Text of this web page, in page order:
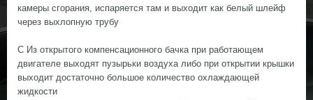
камеры сгорания, испаряется там и выходит как белый шлейф
через выхлопную трубу
С Из открытого компенсационного бачка при работающем
двигателе выходят пузырьки воздуха либо при открытии крышки
выходит достаточно большое количество охлаждающей
жидкости